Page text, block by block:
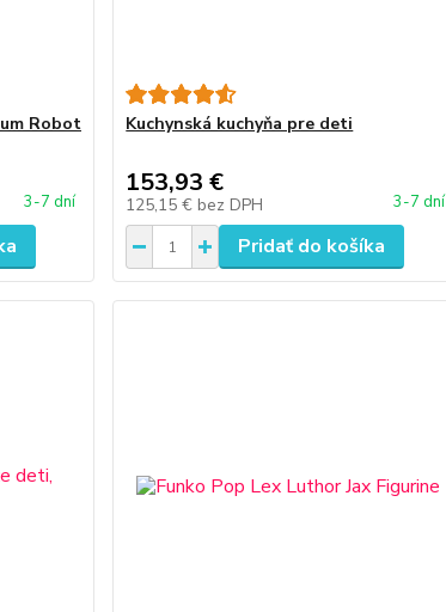
Robot
3-7 dní
Kuchynská kuchyňa pre deti
153,93 €
125,15 € bez DPH 3-7 dní
Pridať do košíka